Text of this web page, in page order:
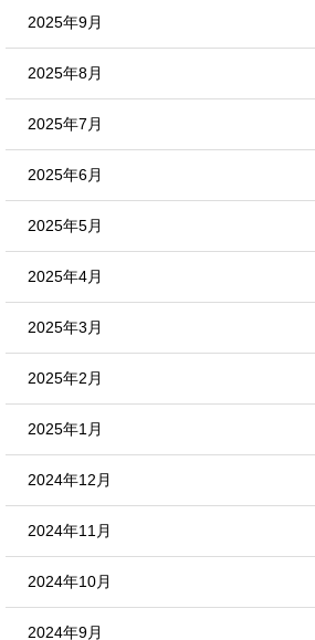
2025年9月
2025年8月
2025年7月
2025年6月
2025年5月
2025年4月
2025年3月
2025年2月
2025年1月
2024年12月
2024年11月
2024年10月
2024年9月